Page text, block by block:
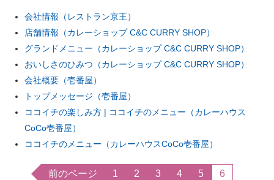
会社情報（レストラン京王）
店舗情報（カレーショップ C&C CURRY SHOP）
グランドメニュー（カレーショップ C&C CURRY SHOP）
おいしさのひみつ（カレーショップ C&C CURRY SHOP）
会社概要（壱番屋）
トップメッセージ（壱番屋）
ココイチの楽しみ方 | ココイチのメニュー（カレーハウス
CoCo壱番屋）
ココイチのメニュー（カレーハウスCoCo壱番屋）
前のページ 1 2 3 4 5 6